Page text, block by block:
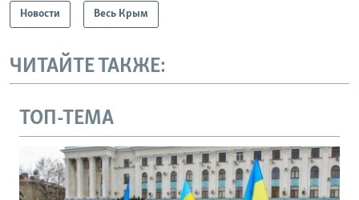
Новости Весь Крым
ЧИТАЙТЕ ТАКЖЕ:
ТОП-ТЕМА